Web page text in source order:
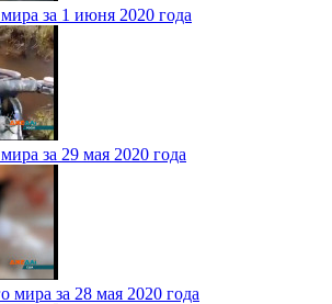
за 1 июня 2020 года
за 29 мая 2020 года
мира за 28 мая 2020 года